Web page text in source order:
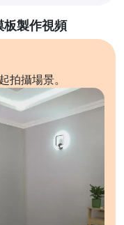
製作視頻
拍攝場景。